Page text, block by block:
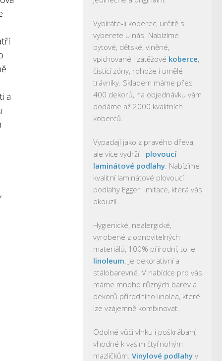
a
Vybíráte-li koberec, určitě si
vyberete u nás. Nabízíme
bytové, dětské, vlněné,
vpichované i zátěžové koberce,
čistící zóny, rohože i umělé
trávníky. Skladem máme přes
400 dekorů, na objednávku vám
dodáme až 2000 kvalitních
koberců.
Vypadají jako z pravého dřeva,
ale více vydrží - plovoucí
laminátové podlahy. Nabízíme
kvalitní laminátové plovoucí
podlahy Egger. Imitace, která vás
okouzlí.
Hygienické, nealergické,
vyrobené z obnovitelných
materiálů, 100% přírodní, to je
linoleum. Je dekorativní a
stálobarevné. V nabídce pro vás
máme mnoho různých barev a
dekorů přírodního linolea, které
lze vzájemně kombinovat.
Odolné vůči vlhku i poškrábání,
vhodné k vašim čtyřnohým
mazlíčkům. Vinylové podlahy v